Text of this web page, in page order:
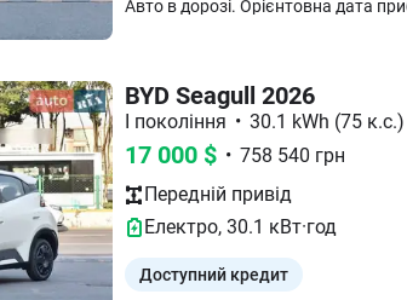
BYD Seagull 2026
I покоління • 30.1 kWh (75 к.с.)
17 000 $ • 758 540 грн
Передній привід
Електро, 30.1 кВт·год
Доступний кредит